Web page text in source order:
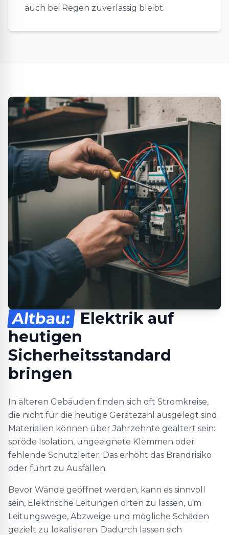
auch bei Regen zuverlässig bleibt.
Altbau: Elektrik auf
heutigen
Sicherheitsstandard
bringen
In älteren Gebäuden finden sich oft Stromkreise,
die nicht für die heutige Gerätezahl ausgelegt sind.
Materialien können über Jahrzehnte gealtert sein:
spröde Isolation, ungeeignete Klemmen oder
fehlende Schutzleiter. Das erhöht das Brandrisiko
oder führt zu Ausfällen.
Bevor Wände geöffnet werden, kann es sinnvoll
sein, Elektrische Leitungen orten zu lassen, um
Leitungswege, Abzweige und mögliche Schäden
gezielt zu lokalisieren. Dadurch lassen sich